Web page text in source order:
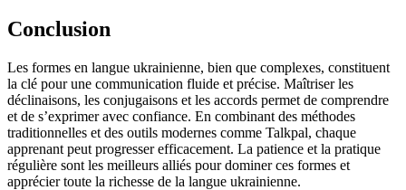
Conclusion
Les formes en langue ukrainienne, bien que complexes, constituent
la clé pour une communication fluide et précise. Maîtriser les
déclinaisons, les conjugaisons et les accords permet de comprendre
et de s’exprimer avec confiance. En combinant des méthodes
traditionnelles et des outils modernes comme Talkpal, chaque
apprenant peut progresser efficacement. La patience et la pratique
régulière sont les meilleurs alliés pour dominer ces formes et
apprécier toute la richesse de la langue ukrainienne.